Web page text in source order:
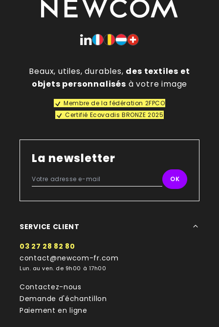
Beaux, utiles, durables, des textiles et
objets personnalisés à votre image
Membre de la fédération 2FPCO
Certifié Ecovadis BRONZE 2025
La newsletter
SERVICE CLIENT
03 27 28 82 80
contact@newcom-fr.com
Lun. au ven. de 9h00 à 17h00
Contactez-nous
Demande d'échantillon
Paiement en ligne